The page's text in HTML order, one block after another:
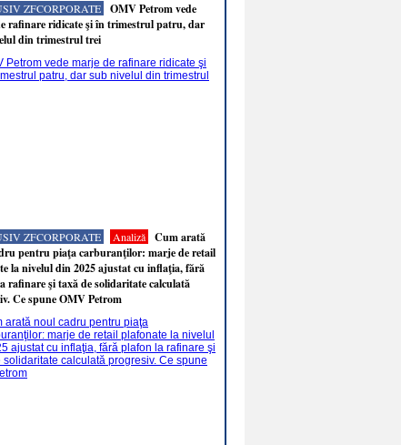
ZFCORPORATE
OMV Petrom vede
rafinare ridicate şi în trimestrul patru, dar
din trimestrul trei
ZFCORPORATE Analiză
Cum arată
pentru piaţa carburanţilor: marje de retail
la nivelul din 2025 ajustat cu inflaţia, fără
rafinare şi taxă de solidaritate calculată
Ce spune OMV Petrom